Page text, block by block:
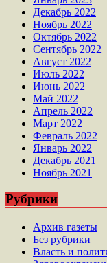
Декабрь 2022
Ноябрь 2022
Октябрь 2022
Сентябрь 2022
Август 2022
Июль 2022
Июнь 2022
Май 2022
Апрель 2022
Март 2022
Февраль 2022
Январь 2022
Декабрь 2021
Ноябрь 2021
Рубрики
Архив газеты
Без рубрики
Власть и